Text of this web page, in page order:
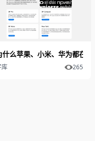
同｜历史源流探究
什么苹果、小米、华为都在
库 265